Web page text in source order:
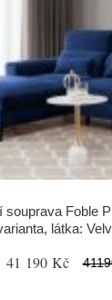
souprava Foble
látka:
41 190 Kč